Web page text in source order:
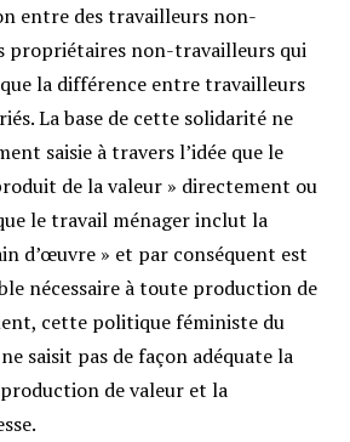
entre des travailleurs non-
propriétaires non-travailleurs qui
la différence entre travailleurs
La base de cette solidarité ne
saisie à travers l’idée que le
de la valeur » directement ou
le travail ménager inclut la
d’œuvre » et par conséquent est
nécessaire à toute production de
cette politique féministe du
saisit pas de façon adéquate la
de valeur et la